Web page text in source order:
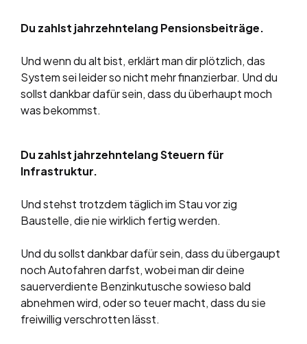
Du zahlst jahrzehntelang Pensionsbeiträge.
Und wenn du alt bist, erklärt man dir plötzlich, das
System sei leider so nicht mehr finanzierbar. Und du
sollst dankbar dafür sein, dass du überhaupt moch
was bekommst.
Du zahlst jahrzehntelang Steuern für
Infrastruktur.
Und stehst trotzdem täglich im Stau vor zig
Baustelle, die nie wirklich fertig werden.
Und du sollst dankbar dafür sein, dass du übergaupt
noch Autofahren darfst, wobei man dir deine
sauerverdiente Benzinkutusche sowieso bald
abnehmen wird, oder so teuer macht, dass du sie
freiwillig verschrotten lässt.